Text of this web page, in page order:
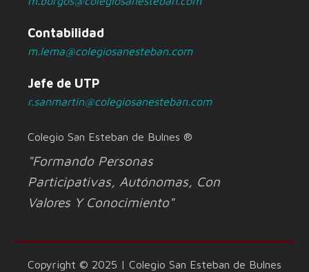
Contabilidad
m.lema@colegiosanesteban.com
Jefe de UTP
r.sanmartin@colegiosanesteban.com
Colegio San Esteban de Bulnes ®
"Formando Personas
Participativas, Autónomas, Con
Valores Y Conocimiento"
Copyright © 2025 | Colegio San Esteban de Bulnes